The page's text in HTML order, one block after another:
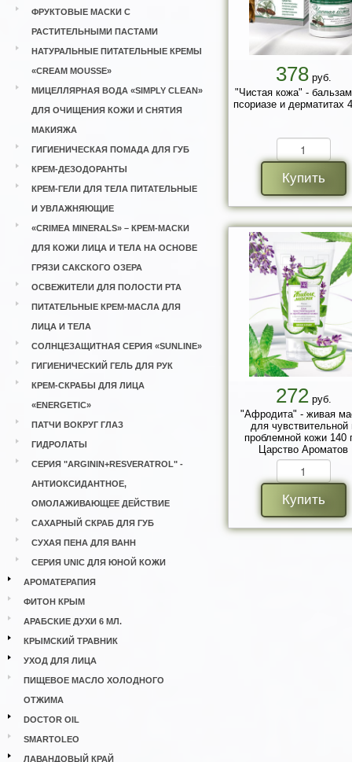
ФРУКТОВЫЕ МАСКИ С
РАСТИТЕЛЬНЫМИ ПАСТАМИ
НАТУРАЛЬНЫЕ ПИТАТЕЛЬНЫЕ КРЕМЫ
«CREAM MOUSSE»
МИЦЕЛЛЯРНАЯ ВОДА «SIMPLY CLEAN»
ДЛЯ ОЧИЩЕНИЯ КОЖИ И СНЯТИЯ
МАКИЯЖА
ГИГИЕНИЧЕСКАЯ ПОМАДА ДЛЯ ГУБ
КРЕМ-ДЕЗОДОРАНТЫ
КРЕМ-ГЕЛИ ДЛЯ ТЕЛА ПИТАТЕЛЬНЫЕ
И УВЛАЖНЯЮЩИЕ
«CRIMEA MINERALS» – КРЕМ-МАСКИ
ДЛЯ КОЖИ ЛИЦА И ТЕЛА НА ОСНОВЕ
ГРЯЗИ САКСКОГО ОЗЕРА
ОСВЕЖИТЕЛИ ДЛЯ ПОЛОСТИ РТА
ПИТАТЕЛЬНЫЕ КРЕМ-МАСЛА ДЛЯ
ЛИЦА И ТЕЛА
СОЛНЦЕЗАЩИТНАЯ СЕРИЯ «SUNLINE»
ГИГИЕНИЧЕСКИЙ ГЕЛЬ ДЛЯ РУК
КРЕМ-СКРАБЫ ДЛЯ ЛИЦА
«ENERGETIC»
ПАТЧИ ВОКРУГ ГЛАЗ
ГИДРОЛАТЫ
СЕРИЯ "ARGININ+RESVERATROL" -
АНТИОКСИДАНТНОЕ,
ОМОЛАЖИВАЮЩЕЕ ДЕЙСТВИЕ
САХАРНЫЙ СКРАБ ДЛЯ ГУБ
СУХАЯ ПЕНА ДЛЯ ВАНН
СЕРИЯ UNIC ДЛЯ ЮНОЙ КОЖИ
АРОМАТЕРАПИЯ
ФИТОН КРЫМ
АРАБСКИЕ ДУХИ 6 МЛ.
КРЫМСКИЙ ТРАВНИК
УХОД ДЛЯ ЛИЦА
ПИЩЕВОЕ МАСЛО ХОЛОДНОГО
ОТЖИМА
DOCTOR OIL
SMARTOLEO
ЛАВАНДОВЫЙ КРАЙ
378руб.
"Чистая кожа" -
псориазе и дерматитах
Купить
272руб.
"Афродита" - живая
для чувствительной
проблемной кожи 140
Царство Ароматов
Купить